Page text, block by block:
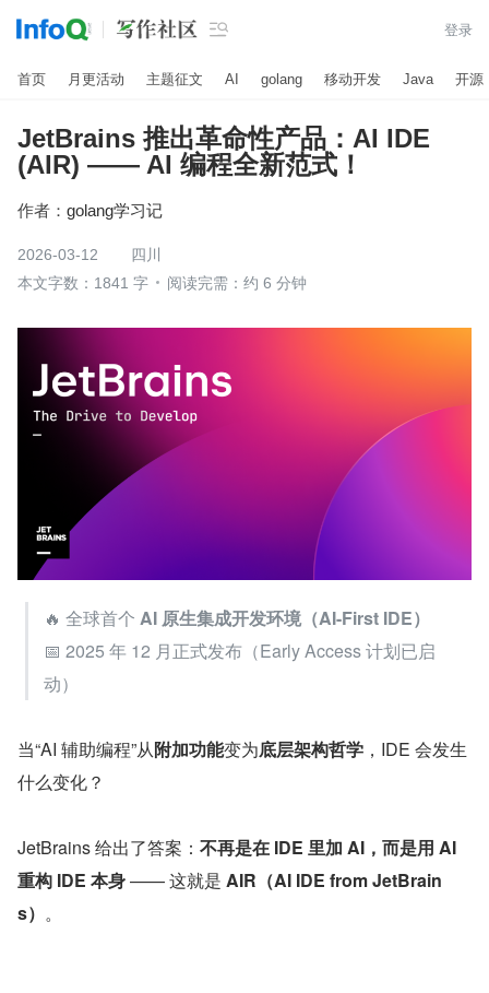
 登录
首页 月更活动 主题征文 AI golang 移动开发 Java 开源
JetBrains 推出革命性产品：AI IDE
(AIR) —— AI 编程全新范式！
作者： golang学习记
2026-03-12
四川
本文字数：1841 字
阅读完需：约 6 分钟
🔥 全球首个 AI 原生集成开发环境（AI-First IDE）
📅 2025 年 12 月正式发布（Early Access 计划已启
动）
当“AI 辅助编程”从附加功能变为底层架构哲学 ，IDE 会发生
什么变化？
JetBrains 给出了答案： 不再是在 IDE 里加 AI，而是用 AI
重构 IDE 本身 —— 这就是 AIR（AI IDE from JetBrain
s） 。